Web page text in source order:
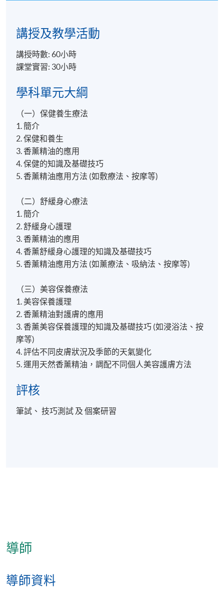
講授及教學活動
講授時數: 60小時
課堂實習: 30小時
學科單元大綱
（一）保健養生療法
1. 簡介
2. 保健和養生
3. 香薰精油的應用
4. 保健的知識及基礎技巧
5. 香薰精油應用方法 (如敷療法、按摩等)
（二）舒緩身心療法
1. 簡介
2. 舒緩身心護理
3. 香薰精油的應用
4. 香薰舒緩身心護理的知識及基礎技巧
5. 香薰精油應用方法 (如薰療法、吸納法、按摩等)
（三）美容保養療法
1. 美容保養護理
2. 香薰精油對護膚的應用
3. 香薰美容保養護理的知識及基礎技巧 (如浸浴法、按
摩等)
4. 評估不同皮膚狀況及季節的天氣變化
5. 運用天然香薰精油，調配不同個人美容護膚方法
評核
筆試、 技巧測試 及 個案研習
導師
導師資料